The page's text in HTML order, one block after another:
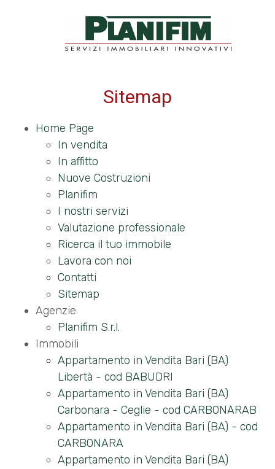
Sitemap
Home Page
In vendita
In affitto
Nuove Costruzioni
Planifim
I nostri servizi
Valutazione professionale
Ricerca il tuo immobile
Lavora con noi
Contatti
Sitemap
Agenzie
Planifim S.r.l.
Immobili
Appartamento in Vendita Bari (BA)
Libertà - cod BABUDRI
Appartamento in Vendita Bari (BA)
Carbonara - Ceglie - cod CARBONARAB
Appartamento in Vendita Bari (BA) - cod
CARBONARA
Appartamento in Vendita Bari (BA)
SERVIZI
CONTATTI
Qualsiasi
Vendita
Affitto
Scegli
cercare
Provincia
Comune
Tipologia